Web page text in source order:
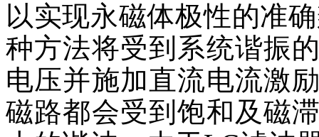
以实现永磁体极性的准
种方法将受到系统谐振
电压并施加直流电流激
磁路都会受到饱和及磁